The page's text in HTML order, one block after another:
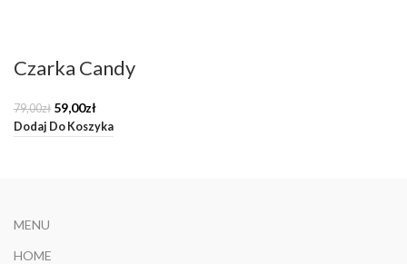
Czarka Candy
79,00zł Pierwotna
cena
wynosiła:
59,00złAktualna
cena
wynosi:
Dodaj Do Koszyka
MENU
HOME